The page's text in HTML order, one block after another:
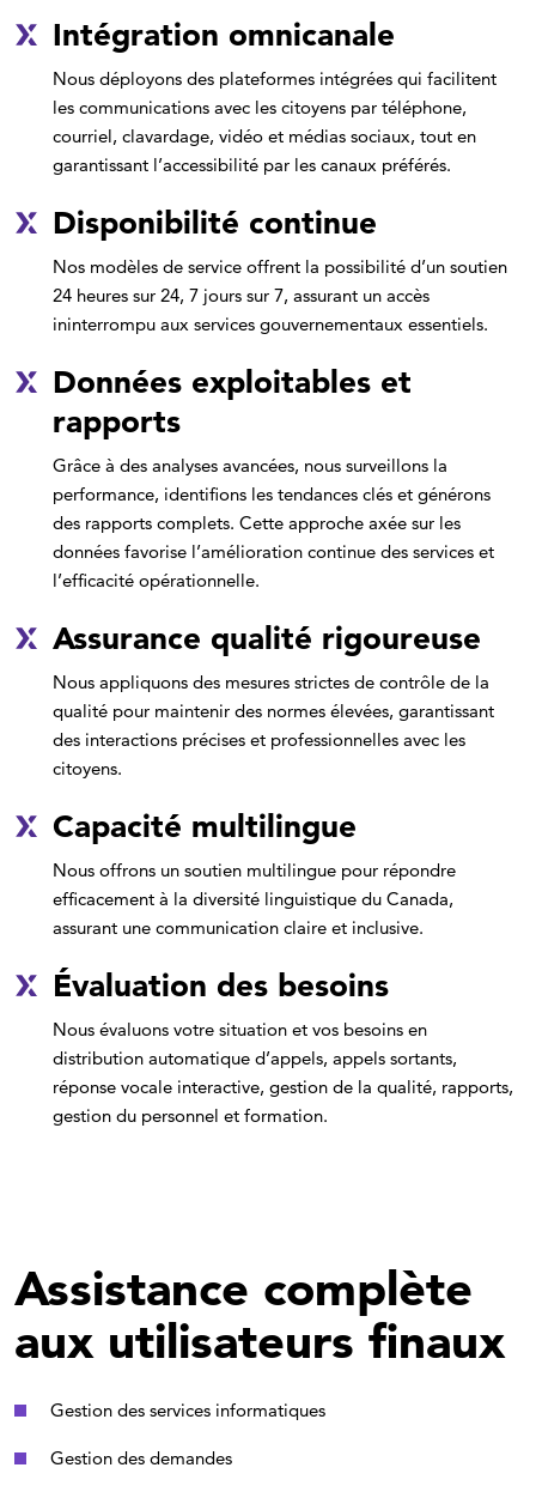
Intégration omnicanale
Nous déployons des plateformes intégrées qui facilitent
les communications avec les citoyens par téléphone,
courriel, clavardage, vidéo et médias sociaux, tout en
garantissant l’accessibilité par les canaux préférés.
Disponibilité continue
Nos modèles de service offrent la possibilité d’un soutien
24 heures sur 24, 7 jours sur 7, assurant un accès
ininterrompu aux services gouvernementaux essentiels.
Données exploitables et
rapports
Grâce à des analyses avancées, nous surveillons la
performance, identifions les tendances clés et générons
des rapports complets. Cette approche axée sur les
données favorise l’amélioration continue des services et
l’efficacité opérationnelle.
Assurance qualité rigoureuse
Nous appliquons des mesures strictes de contrôle de la
qualité pour maintenir des normes élevées, garantissant
des interactions précises et professionnelles avec les
citoyens.
Capacité multilingue
Nous offrons un soutien multilingue pour répondre
efficacement à la diversité linguistique du Canada,
assurant une communication claire et inclusive.
Évaluation des besoins
Nous évaluons votre situation et vos besoins en
distribution automatique d’appels, appels sortants,
réponse vocale interactive, gestion de la qualité, rapports,
gestion du personnel et formation.
Assistance complète
aux utilisateurs finaux
Gestion des services informatiques
Gestion des demandes